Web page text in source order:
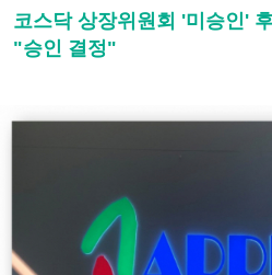
코스닥 상장위원회 '미승인'
"승인 결정"